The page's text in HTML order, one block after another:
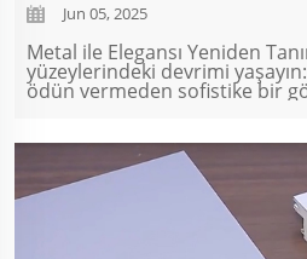
Jun 05, 2025
Metal ile Elegansı Yeniden
yüzeylerindeki devrimi
ödün vermeden sofistike bir
ahşap görünümü metal
tasarlanmıştır...